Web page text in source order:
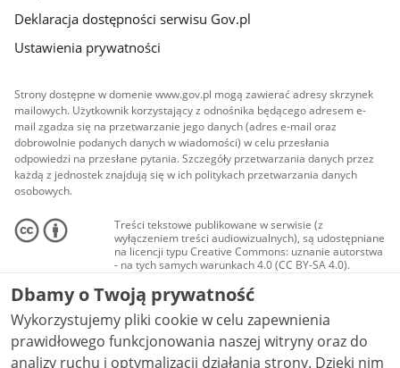
Deklaracja dostępności serwisu Gov.pl
Ustawienia prywatności
Strony dostępne w domenie www.gov.pl mogą zawierać adresy skrzynek
mailowych. Użytkownik korzystający z odnośnika będącego adresem e-
mail zgadza się na przetwarzanie jego danych (adres e-mail oraz
dobrowolnie podanych danych w wiadomości) w celu przesłania
odpowiedzi na przesłane pytania. Szczegóły przetwarzania danych przez
każdą z jednostek znajdują się w ich politykach przetwarzania danych
osobowych.
Treści tekstowe publikowane w serwisie (z
wyłączeniem treści audiowizualnych), są udostępniane
na licencji typu Creative Commons: uznanie autorstwa
- na tych samych warunkach 4.0 (CC BY-SA 4.0).
Materiały audiowizualne, w tym zdjęcia, materiały
audio i wideo, są udostępniane na licencji typu
Creative Commons: uznanie autorstwa użycie
niekomercyjne - bez utworów zależnych 4.0 (CC BY-
NC-ND 4.0), o ile nie jest to stwierdzone inaczej.
Dbamy o Twoją prywatność
Wykorzystujemy pliki cookie w celu zapewnienia
prawidłowego funkcjonowania naszej witryny oraz do
analizy ruchu i optymalizacji działania strony. Dzięki nim